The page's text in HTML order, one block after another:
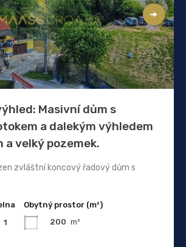
Masivní dům s
a dalekým výhledem
a velký pozemek.
zvláštní koncový řadový dům s
1
Obytný prostor (m²)
200 m²